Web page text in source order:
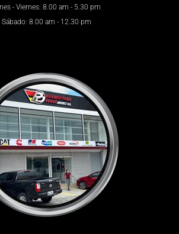
- Viernes: 8.00 am - 5.30 pm
Sábado: 8.00 am - 12.30 pm